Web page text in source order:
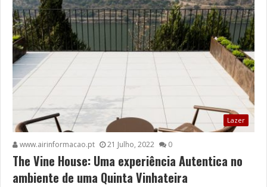
Lazer
www.airinformacao.pt 21 Julho, 2022 0
The Vine House: Uma experiência Autentica no
ambiente de uma Quinta Vinhateira